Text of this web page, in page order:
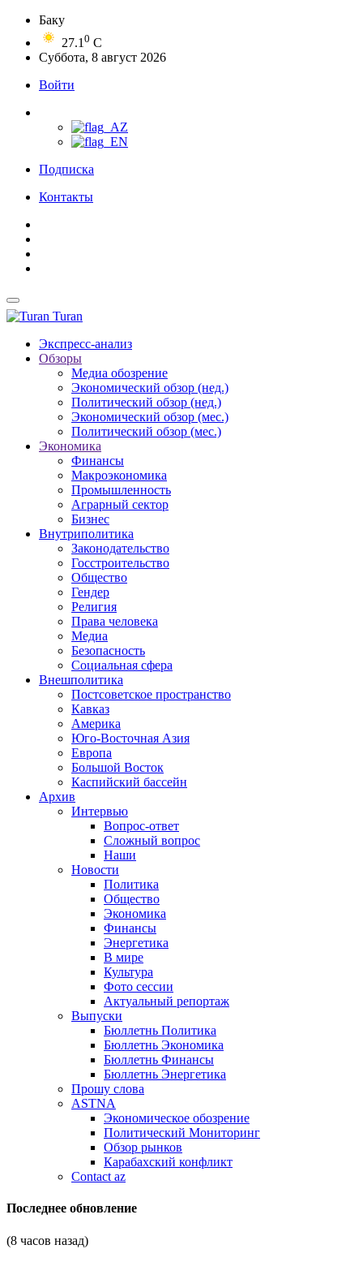
Баку
27.1 0 C
Суббота, 8 август 2026
Войти
Подписка
Контакты
Turan
Экспресс-анализ
Обзоры
Медиа обозрение
Экономический обзор (нед.)
Политический обзор (нед.)
Экономический обзор (мес.)
Политический обзор (мес.)
Экономика
Финансы
Макроэкономика
Промышленность
Аграрный сектор
Бизнес
Внутриполитика
Законодательство
Госстроительство
Общество
Гендер
Религия
Права человека
Медиа
Безопасность
Социальная сфера
Внешполитика
Постсоветское пространство
Кавказ
Америка
Юго-Восточная Азия
Европа
Большой Восток
Каспийский бассейн
Архив
Интервью
Вопрос-ответ
Сложный вопрос
Наши
Новости
Политика
Общество
Экономика
Финансы
Энергетика
В мире
Культура
Фото сессии
Актуальный репортаж
Выпуски
Бюллетнь Политика
Бюллетнь Экономика
Бюллетнь Финансы
Бюллетнь Энергетика
Прошу слова
ASTNA
Экономическое обозрение
Политический Мониторинг
Обзор рынков
Карабахский конфликт
Contact az
Последнее обновление
(8 часов назад)